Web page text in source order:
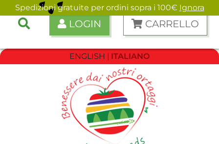
ENGLISH ITALIANO
LOGIN CARRELLO
Spedizioni gratuite per ordini sopra i 100€ Ignora